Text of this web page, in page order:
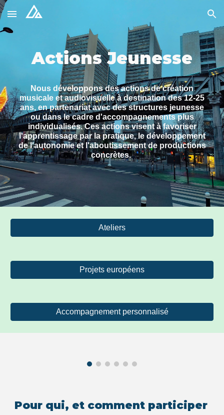
Skip to main content Skip to navigation
Actions Jeunesse
Nous développons des actions de création
musicale et audiovisuelle à destination des 12-25
ans, en partenariat avec des structures jeunesse
ou dans le cadre d'accompagnements plus
individualisés. Ces actions visent à favoriser
l'apprentissage par la pratique, le développement
de l'autonomie et l'aboutissement de productions
concrètes.
Ateliers
Projets européens
Accompagnement personnalisé
Pour qui, et comment participer